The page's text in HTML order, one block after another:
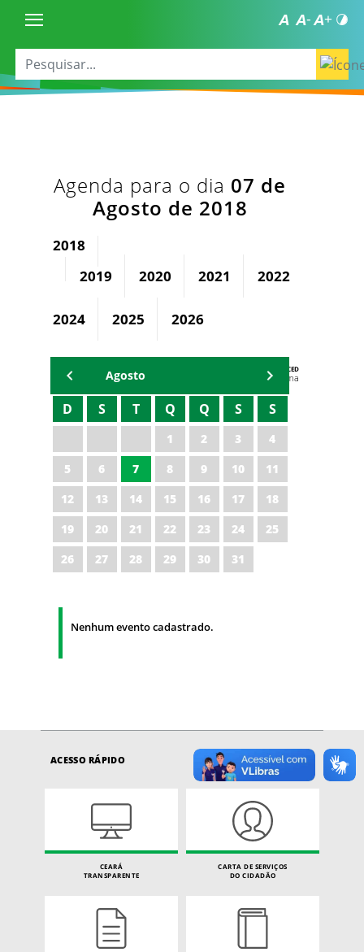
Agenda para o dia 07 de
Agosto de 2018
2018
2019
2020 2021 2022
2024 2025 2026
AGENDA DA CODED/CED
Vagna Lima
Agosto
D S T Q Q S S
1 2 3
4
5
6 7 8 9 10
11
12
13 14 15 16 17
18
19
20 21 22 23 24
25
26
27 28 29 30 31
Nenhum evento cadastrado.
ACESSO RÁPIDO
CEARÁ
TRANSPARENTE
CARTA DE SERVIÇOS
DO CIDADÃO